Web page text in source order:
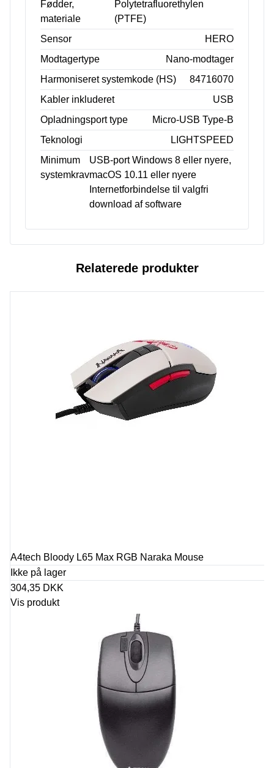
Fødder,
materiale
Polytetrafluorethylen
(PTFE)
Sensor
HERO
Modtagertype
Nano-modtager
Harmoniseret systemkode (HS)
84716070
Kabler inkluderet
USB
Opladningsport type
Micro-USB Type-B
Teknologi
LIGHTSPEED
Minimum
systemkrav
USB-port Windows 8 eller nyere,
macOS 10.11 eller nyere
Internetforbindelse til valgfri
download af software
Relaterede produkter
A4tech Bloody L65 Max RGB Naraka Mouse
Ikke på lager
304,35 DKK
Vis produkt